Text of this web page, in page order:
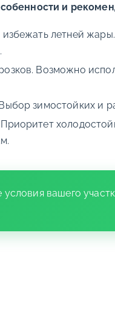
и
избежать летней
Возможно
зимостойких и
вашего